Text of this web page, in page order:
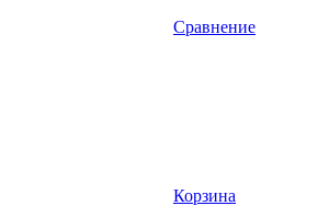
Сравнение
Корзина